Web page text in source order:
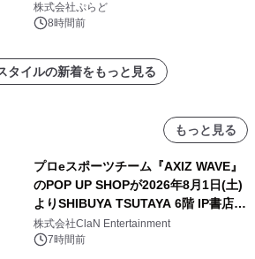
株式会社ぷらど
8時間前
タイルの新着をもっと見る
もっと見る
プロeスポーツチーム『AXIZ WAVE』
のPOP UP SHOPが2026年8月1日(土)
よりSHIBUYA TSUTAYA 6階 IP書店で
開催決定！！
株式会社ClaN Entertainment
7時間前